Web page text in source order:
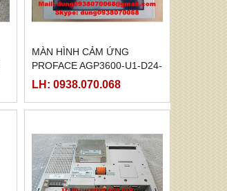
MÀN HÌNH CẢM ỨNG
PROFACE AGP3600-U1-D24-
CA1M,( PFXGP3600UADCA )
LH: 0938.070.068